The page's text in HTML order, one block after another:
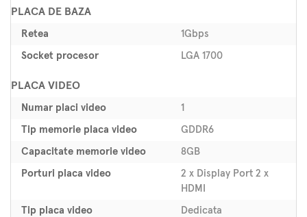
PLACA DE BAZA
Retea 1Gbps
Socket procesor LGA 1700
PLACA VIDEO
Numar placi video 1
Tip memorie placa video GDDR6
Capacitate memorie video 8GB
Porturi placa video
2 x Display Port 2 x
HDMI
Tip placa video Dedicata